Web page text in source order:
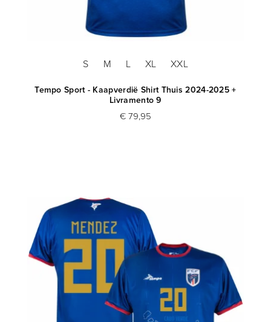
S M L XL XXL
Tempo Sport - Kaapverdië Shirt Thuis 2024-2025 +
Livramento 9
€ 79,95